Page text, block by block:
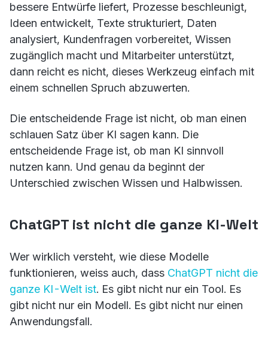
bessere Entwürfe liefert, Prozesse beschleunigt,
Ideen entwickelt, Texte strukturiert, Daten
analysiert, Kundenfragen vorbereitet, Wissen
zugänglich macht und Mitarbeiter unterstützt,
dann reicht es nicht, dieses Werkzeug einfach mit
einem schnellen Spruch abzuwerten.
Die entscheidende Frage ist nicht, ob man einen
schlauen Satz über KI sagen kann. Die
entscheidende Frage ist, ob man KI sinnvoll
nutzen kann. Und genau da beginnt der
Unterschied zwischen Wissen und Halbwissen.
ChatGPT ist nicht die ganze KI-Welt
Wer wirklich versteht, wie diese Modelle
funktionieren, weiss auch, dass ChatGPT nicht die
ganze KI-Welt ist. Es gibt nicht nur ein Tool. Es
gibt nicht nur ein Modell. Es gibt nicht nur einen
Anwendungsfall.